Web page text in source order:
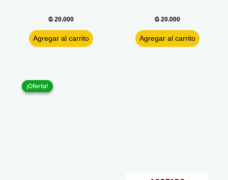
₲20.000
Agregar al carrito
₲20.000
Agregar al carrito
¡Oferta!
¡Oferta!